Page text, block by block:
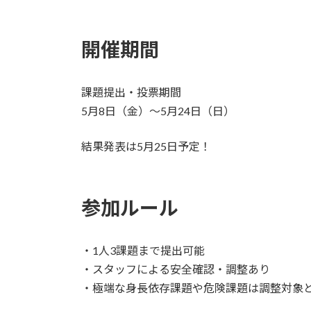
開催期間
課題提出・投票期間
5月8日（金）〜5月24日（日）
結果発表は5月25日予定！
参加ルール
・1人3課題まで提出可能
・スタッフによる安全確認・調整あり
・極端な身長依存課題や危険課題は調整対象